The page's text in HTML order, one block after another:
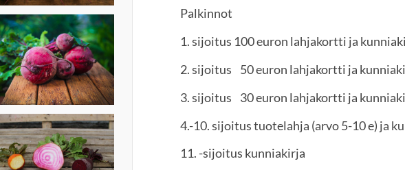
Palkinnot
1. sijoitus 100 euron lahjakortti ja
2. sijoitus 50 euron lahjakortti ja
3. sijoitus 30 euron lahjakortti ja
4.-10. sijoitus tuotelahja (arvo 5-10 e) ja
11. -sijoitus kunniakirja